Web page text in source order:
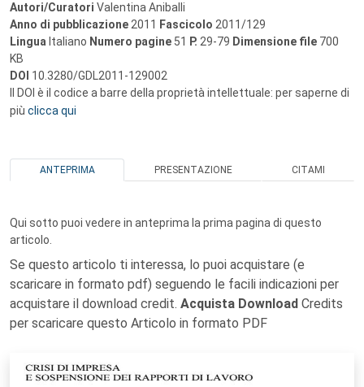
Autori/Curatori Valentina Aniballi
Anno di pubblicazione 2011 Fascicolo 2011/129
Lingua Italiano Numero pagine 51 P. 29-79 Dimensione file 700
KB
DOI 10.3280/GDL2011-129002
Il DOI è il codice a barre della proprietà intellettuale: per saperne di
più clicca qui
ANTEPRIMA PRESENTAZIONE CITAMI
Qui sotto puoi vedere in anteprima la prima pagina di questo
articolo.
Se questo articolo ti interessa, lo puoi acquistare (e
scaricare in formato pdf) seguendo le facili indicazioni per
acquistare il download credit. Acquista Download Credits
per scaricare questo Articolo in formato PDF